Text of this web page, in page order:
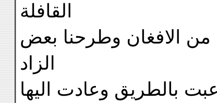
القافلة
الافغان وطرحنا بعض
الزاد
بالطريق وعادت اليها